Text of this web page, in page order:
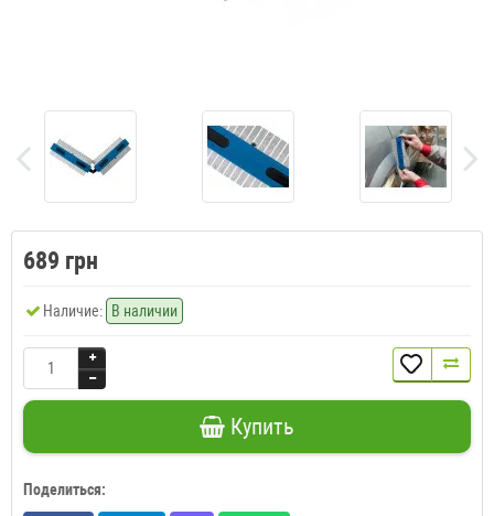
689 грн
Наличие: В наличии
Купить
Поделиться: